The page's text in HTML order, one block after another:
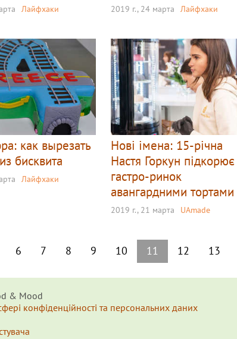
Лайфхаки 2019 г., 24 марта Лайфхаки
как вырезать
бисквита
Лайфхаки
Нові імена: 15-річна
Настя Горкун підкорює
гастро-ринок
авангардними тортами
2019 г., 21 марта UAmade
6 7 8 9 10 11 12 13
& Мood
конфіденційності та персональних даних